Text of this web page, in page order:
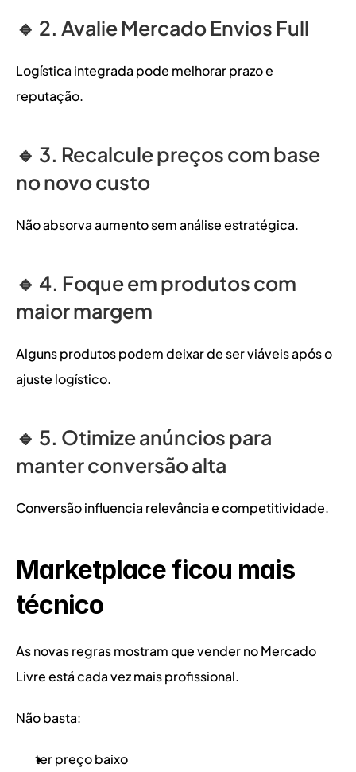
🔹 2. Avalie Mercado Envios Full
Logística integrada pode melhorar prazo e
reputação.
🔹 3. Recalcule preços com base
no novo custo
Não absorva aumento sem análise estratégica.
🔹 4. Foque em produtos com
maior margem
Alguns produtos podem deixar de ser viáveis após o
ajuste logístico.
🔹 5. Otimize anúncios para
manter conversão alta
Conversão influencia relevância e competitividade.
Marketplace ficou mais
técnico
As novas regras mostram que vender no Mercado
Livre está cada vez mais profissional.
Não basta:
ter preço baixo